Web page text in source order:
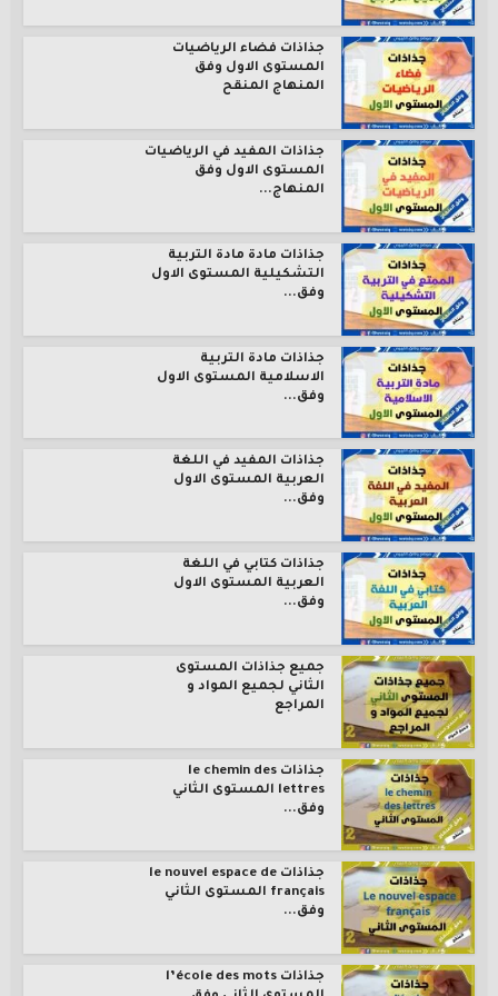
جذاذات فضاء الرياضيات
المستوى الاول وفق
المنهاج المنقح
جذاذات المفيد في الرياضيات
المستوى الاول وفق
المنهاج...
جذاذات مادة مادة التربية
التشكيلية المستوى الاول
وفق...
جذاذات مادة التربية
الاسلامية المستوى الاول
وفق...
جذاذات المفيد في اللغة
العربية المستوى الاول
وفق...
جذاذات كتابي في اللغة
العربية المستوى الاول
وفق...
جميع جذاذات المستوى
الثاني لجميع المواد و
المراجع
جذاذات le chemin des
lettres المستوى الثاني
وفق...
جذاذات le nouvel espace de
français المستوى الثاني
وفق...
جذاذات l’école des mots